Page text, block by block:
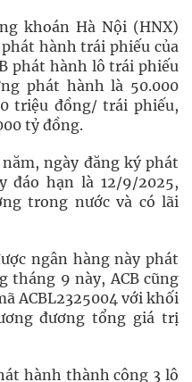
khoán Hà Nội (HNX)
hành trái phiếu của
phát hành lô trái phiếu
phát hành là 50.000
triệu đồng/ trái phiếu,
tỷ đồng.
ngày đăng ký phát
đáo hạn là 12/9/2025,
trong nước và có lãi
ngân hàng này phát
tháng 9 này, ACB cũng
ACBL2325004 với khối
đương tổng giá trị
hành thành công 3 lô